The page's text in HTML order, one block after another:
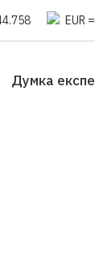
EUR
Думка